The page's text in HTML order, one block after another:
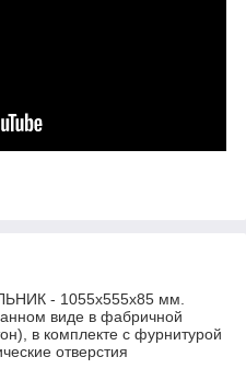
- 1055х555х85 мм.
виде в фабричной
в комплекте с фурнитурой
отверстия